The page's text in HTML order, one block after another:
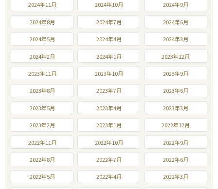
2024年11月 2024年10月 2024年9月
2024年8月 2024年7月 2024年6月
2024年5月 2024年4月 2024年3月
2024年2月 2024年1月 2023年12月
2023年11月 2023年10月 2023年9月
2023年8月 2023年7月 2023年6月
2023年5月 2023年4月 2023年3月
2023年2月 2023年1月 2022年12月
2022年11月 2022年10月 2022年9月
2022年8月 2022年7月 2022年6月
2022年5月 2022年4月 2022年3月